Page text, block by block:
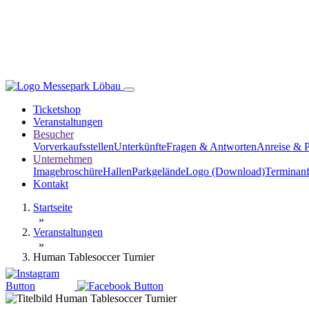
Ticketshop
Veranstaltungen
Besucher
VorverkaufsstellenUnterkünfteFragen & AntwortenAnreise &
Unternehmen
ImagebroschüreHallenParkgeländeLogo (Download)
Kontakt
Startseite
»
Veranstaltungen
»
Human Tablesoccer Turnier